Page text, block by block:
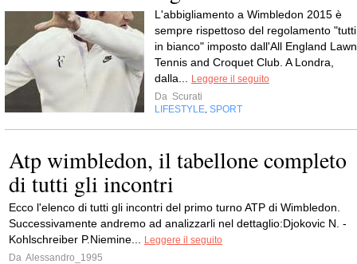
L'abbigliamento a Wimbledon 2015 è
sempre rispettoso del regolamento "tutti
in bianco" imposto dall'All England Lawn
Tennis and Croquet Club. A Londra,
dalla...
Leggere il seguito
Da Scurati
LIFESTYLE SPORT
Atp wimbledon, il tabellone completo
di tutti gli incontri
Ecco l'elenco di tutti gli incontri del primo turno ATP di Wimbledon.
Successivamente andremo ad analizzarli nel dettaglio:Djokovic N. -
Kohlschreiber P.Niemine...
Leggere il seguito
Da Alessandro_1995